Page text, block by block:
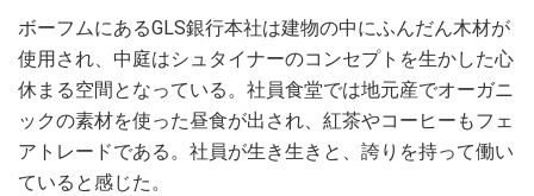
ボーフムにあるGLS銀行本社は建物の中にふんだん木材が
使用され、中庭はシュタイナーのコンセプトを生かした心
休まる空間となっている。社員食堂では地元産でオーガニ
ックの素材を使った昼食が出され、紅茶やコーヒーもフェ
アトレードである。社員が生き生きと、誇りを持って働い
ていると感じた。